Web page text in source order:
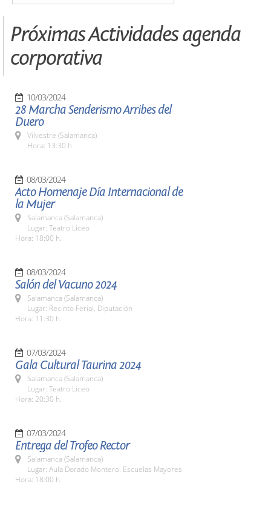
Próximas Actividades agenda
corporativa
10/03/2024
28 Marcha Senderismo Arribes del
Duero
Vilvestre (Salamanca)
Hora: 13:30 h.
08/03/2024
Acto Homenaje Día Internacional de
la Mujer
Salamanca (Salamanca)
Lugar: Teatro Liceo
Hora: 18:00 h.
08/03/2024
Salón del Vacuno 2024
Salamanca (Salamanca)
Lugar: Recinto Ferial. Diputación
Hora: 11:30 h.
07/03/2024
Gala Cultural Taurina 2024
Salamanca (Salamanca)
Lugar: Teatro Liceo
Hora: 20:30 h.
07/03/2024
Entrega del Trofeo Rector
Salamanca (Salamanca)
Lugar: Aula Dorado Montero. Escuelas Mayores
Hora: 18:00 h.